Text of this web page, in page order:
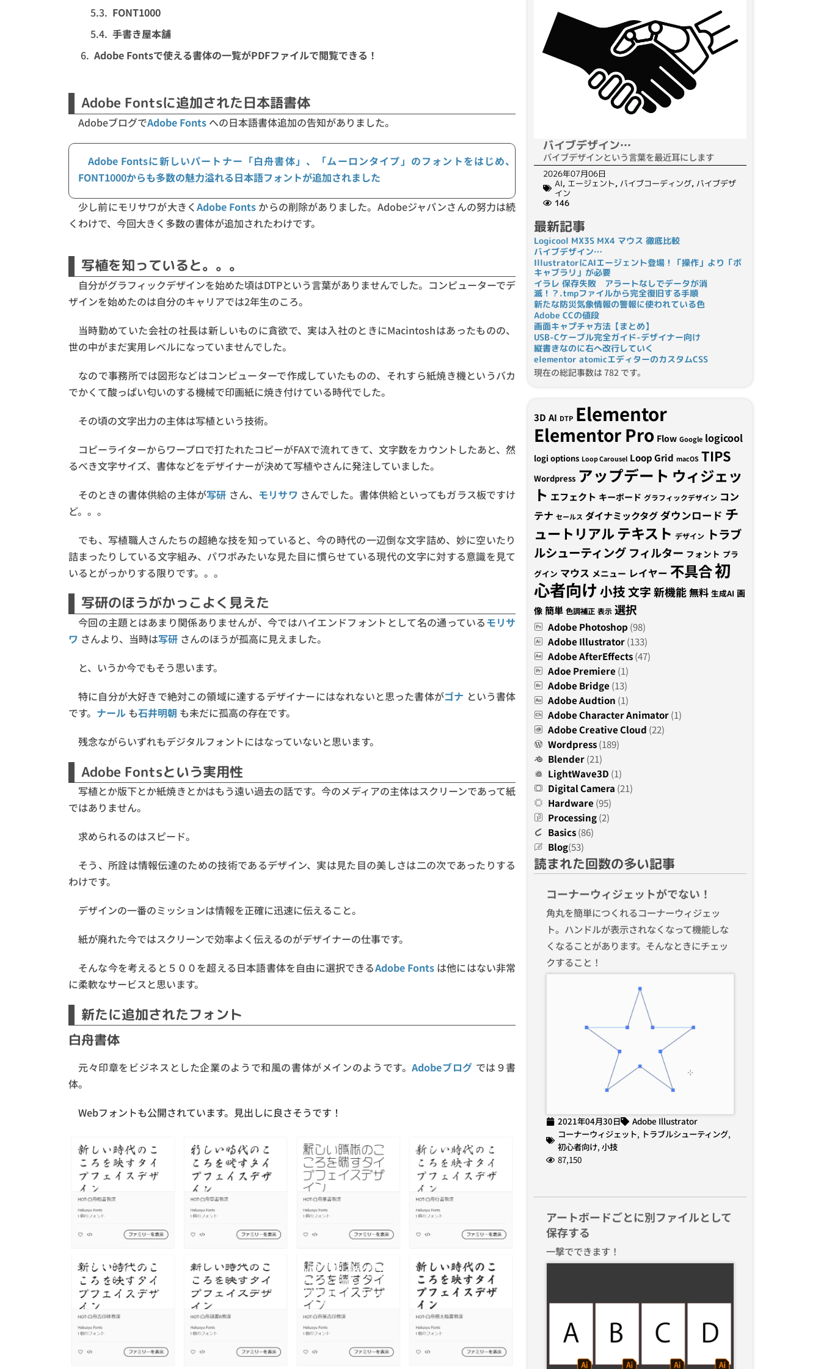
FONT1000
手書き屋本舗
Adobe Fontsで使える書体の一覧がPDFファイルで閲覧できる！
Adobe Fontsに追加された日本語書体
AdobeブログでAdobe Fonts への日本語書体追加の告知がありました。
Adobe Fontsに新しいパートナー「白舟書体」、「ムーロンタイプ」のフォントをはじめ、
FONT1000からも多数の魅力溢れる日本語フォントが追加されました
少し前にモリサワが大きくAdobe Fonts からの削除がありました。Adobeジャパンさんの努力は続
くわけで、今回大きく多数の書体が追加されたわけです。
写植を知っていると。。。
自分がグラフィックデザインを始めた頃はDTPという言葉がありませんでした。コンピューターでデ
ザインを始めたのは自分のキャリアでは2年生のころ。
当時勤めていた会社の社長は新しいものに貪欲で、実は入社のときにMacintoshはあったものの、
世の中がまだ実用レベルになっていませんでした。
なので事務所では図形などはコンピューターで作成していたものの、それすら紙焼き機というバカ
でかくて酸っぱい匂いのする機械で印画紙に焼き付けている時代でした。
その頃の文字出力の主体は写植という技術。
コピーライターからワープロで打たれたコピーがFAXで流れてきて、文字数をカウントしたあと、然
るべき文字サイズ、書体などをデザイナーが決めて写植やさんに発注していました。
そのときの書体供給の主体が写研 さん、 モリサワ さんでした。書体供給といってもガラス板ですけ
ど。。。
でも、写植職人さんたちの超絶な技を知っていると、今の時代の一辺倒な文字詰め、妙に空いたり
詰まったりしている文字組み、パワポみたいな見た目に慣らせている現代の文字に対する意識を見て
いるとがっかりする限りです。。。
写研のほうがかっこよく見えた
今回の主題とはあまり関係ありませんが、今ではハイエンドフォントとして名の通っているモリサ
ワ さんより、当時は写研 さんのほうが孤高に見えました。
と、いうか今でもそう思います。
特に自分が大好きで絶対この領域に達するデザイナーにはなれないと思った書体がゴナ という書体
です。 ナール も石井明朝 も未だに孤高の存在です。
残念ながらいずれもデジタルフォントにはなっていないと思います。
Adobe Fontsという実用性
写植とか版下とか紙焼きとかはもう遠い過去の話です。今のメディアの主体はスクリーンであって紙
ではありません。
求められるのはスピード。
そう、所詮は情報伝達のための技術であるデザイン、実は見た目の美しさは二の次であったりする
わけです。
デザインの一番のミッションは情報を正確に迅速に伝えること。
紙が廃れた今ではスクリーンで効率よく伝えるのがデザイナーの仕事です。
そんな今を考えると５００を超える日本語書体を自由に選択できるAdobe Fontsは他にはない非常
に柔軟なサービスと思います。
新たに追加されたフォント
白舟書体
元々印章をビジネスとした企業のようで和風の書体がメインのようです。Adobeブログ では９書
体。
Webフォントも公開されています。見出しに良さそうです！
バイブデザイン…
バイブデザインという言葉を最近耳にします
2026年07月06日
AI, エージェント,バイブコーディング,バイブデザ
イン
146
最新記事
Logicool MX3S MX4 マウス 徹底比較
バイブデザイン…
IllustratorにAIエージェント登場！「操作」より「ボ
キャブラリ」が必要
イラレ 保存失敗 アラートなしでデータが消
滅！？.tmpファイルから完全復旧する手順
新たな防災気象情報の警報に使われている色
Adobe CCの値段
画面キャプチャ方法【まとめ】
USB-Cケーブル完全ガイド-デザイナー向け
縦書きなのに右へ改行していく
elementor atomicエディターのカスタムCSS
現在の総記事数は 782 です。
3D AI DTP Elementor
Elementor Pro Flow Google logicool
logi options Loop Carousel Loop Grid macOS TIPS
Wordpress アップデート ウィジェッ
ト エフェクト キーボード グラフィックデザイン コン
テナ セールス ダイナミックタグダウンロード チ
ュートリアルテキスト デザイン トラブ
ルシューティング フィルター フォント プラ
グイン マウス メニュー レイヤー 不具合初
心者向け小技文字 新機能無料 生成AI 画
像 簡単 色調補正 表示 選択
Adobe Photoshop (98)
Adobe Illustrator(133)
Adobe AfterEffects(47)
Adoe Premiere (1)
Adobe Bridge (13)
Adobe Audtion (1)
Adobe Character Animator(1)
Adobe Creative Cloud (22)
Wordpress(189)
Blender(21)
LightWave3D (1)
Digital Camera (21)
Hardware (95)
Processing(2)
Basics(86)
Blog(53)
読まれた回数の多い記事
コーナーウィジェットがでない！
角丸を簡単につくれるコーナーウィジェッ
ト。ハンドルが表示されなくなって機能しな
くなることがあります。そんなときにチェッ
クすること！
2021年04月30日
Adobe Illustrator
コーナーウィジェット, トラブルシューティング,
初心者向け,小技
87,150
アートボードごとに別ファイルとして
保存する
一撃でできます！